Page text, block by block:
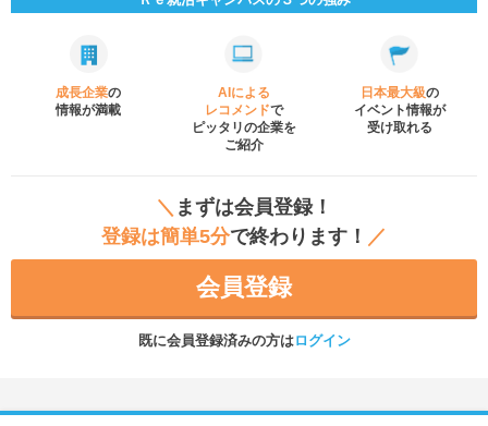
成長企業の
情報が満載
AIによる
レコメンドで
ピッタリの企業を
ご紹介
日本最大級の
イベント情報が
受け取れる
＼ まずは会員登録！
登録は簡単5分で終わります！ ／
会員登録
既に会員登録済みの方はログイン